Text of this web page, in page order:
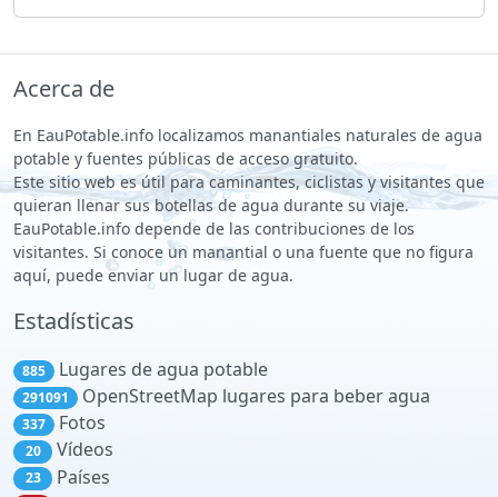
Acerca de
En EauPotable.info localizamos manantiales naturales de agua
potable y fuentes públicas de acceso gratuito.
Este sitio web es útil para caminantes, ciclistas y visitantes que
quieran llenar sus botellas de agua durante su viaje.
EauPotable.info depende de las contribuciones de los
visitantes. Si conoce un manantial o una fuente que no figura
aquí, puede enviar un lugar de agua.
Estadísticas
885 Lugares de agua potable
291091 OpenStreetMap lugares para beber agua
337 Fotos
20 Vídeos
23 Países